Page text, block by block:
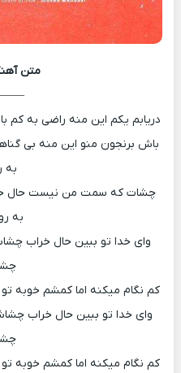
متن
دریابم یکم این منه راضی به کم
باش برنجون منو این منه بی
به
چشات که سمت من نیست حال
به
وای خدا تو ببین حال خراب
کم نگام میکنه اما کمشم
وای خدا تو ببین حال خراب
کم نگام میکنه اما کمشم